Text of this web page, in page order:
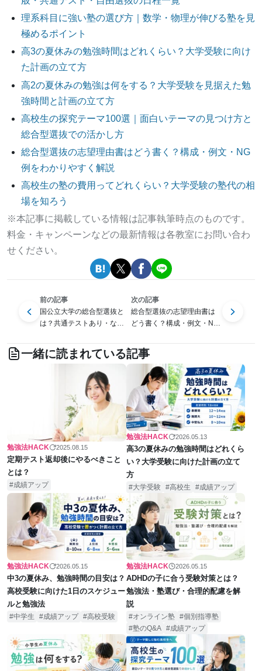
理系科目に強い塾の選び方｜数学・物理が伸びる塾を見
極めるポイント
高3の夏休みの勉強時間はどれくらい？大学受験に向け
た計画の立て方
高2の夏休みの勉強は何をする？大学受験を見据えた勉
強時間と計画の立て方
高校生の探究テーマ100選｜面白いテーマの見つけ方と
総合型選抜での活かし方
総合型選抜の志望理由書はどう書く？構成・例文・NG
例をわかりやすく解説
高校生の塾の費用ってどれくらい？大学受験の塾代の相
場を知ろう
※本記事に掲載している情報は記事執筆時点のものです。
料金・キャンペーンなどの最新情報は各教室にお問い合わ
せください。
前の記事
国公立大学の総合型選抜と
は？共通テストあり・なし
次の記事
総合型選抜の志望理由書は
どう書く？構成・例文・NG
一緒に読まれている記事
勉強法HACK 2025.08.15
定期テスト返却後にやるべきこと
とは？
成績アップ
勉強法HACK 2026.05.13
高3の夏休みの勉強時間はどれくら
い？大学受験に向けた計画の立て
方
大学受験 高校生 成績アップ
勉強法HACK 2026.05.15
中3の夏休み、勉強時間の目安は？
高校受験に向けた1日のスケジュー
ルと勉強法
中学生 成績アップ 高校受験
勉強法HACK 2026.05.15
ADHDの子に合う受験対策とは？
勉強法・塾選び・合理的配慮を解
説
オンライン塾
個別指導塾
塾のQ&A
成績アップ